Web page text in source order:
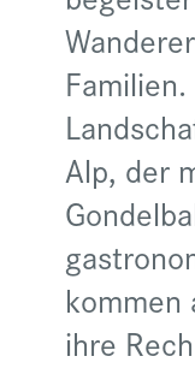
Alp, der
kommen
ihre